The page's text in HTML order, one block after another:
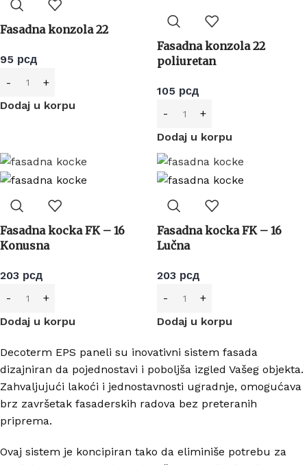
Fasadna konzola 22
95 рсд
Dodaj u korpu
Fasadna konzola 22
poliuretan
105 рсд
Dodaj u korpu
Fasadna kocka FK – 16
Konusna
203 рсд
Dodaj u korpu
Fasadna kocka FK – 16
Lučna
203 рсд
Dodaj u korpu
Decoterm EPS paneli su inovativni sistem fasada
dizajniran da pojednostavi i poboljša izgled Vašeg objekta.
Zahvaljujući lakoći i jednostavnosti ugradnje, omogućava
brz završetak fasaderskih radova bez preteranih
priprema.
Ovaj sistem je koncipiran tako da eliminiše potrebu za